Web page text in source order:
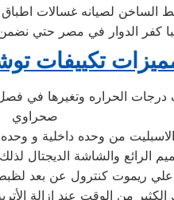
الساخن لصيانه غسالات
تكييفات
درجات الحراره وتغيرها
صحراوي
من وحده داخلية و
الرائع والشاشة الديجتال
ريموت كنترول عن بعد